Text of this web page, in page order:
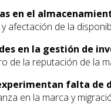
en el
afectación de la
en la gestión de
de la reputación de la
falta de
en la marca y